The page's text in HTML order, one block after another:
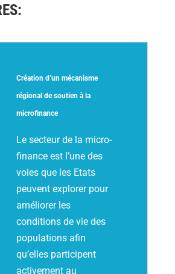
Création d’un mécanisme
régional de soutien à la
microfinance
Le secteur de la micro-
finance est l’une des
voies que les Etats
peuvent explorer pour
améliorer les
conditions de vie des
populations afin
qu’elles participent
activement au